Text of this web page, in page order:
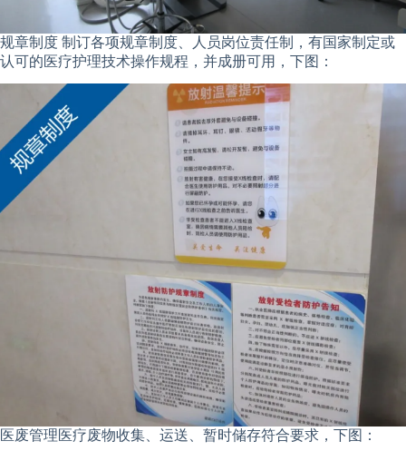
规章制度 制订各项规章制度、人员岗位责任制，有国家制定或
认可的医疗护理技术操作规程，并成册可用，下图：
医废管理医疗废物收集、运送、暂时储存符合要求，下图：